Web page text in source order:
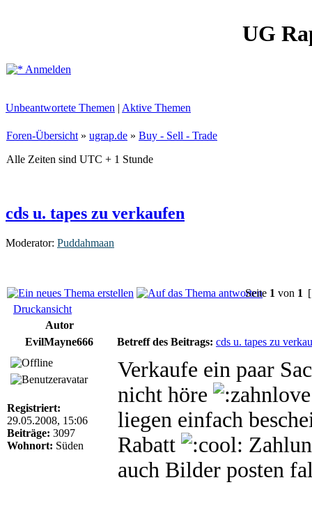
UG
Anmelden
Unbeantwortete Themen | Aktive Themen
Foren-Übersicht » ugrap.de » Buy - Sell - Trade
Alle Zeiten sind UTC + 1 Stunde
cds u. tapes zu verkaufen
Moderator: Puddahmaan
Seite 1 von 1
Druckansicht
Autor
EvilMayne666
Betreff des Beitrags: cds u. tapes zu
Registriert:
29.05.2008, 15:06
Beiträge: 3097
Wohnort: Süden
Verkaufe ein paar
nicht höre
liegen einfach
Rabatt
auch Bilder posten